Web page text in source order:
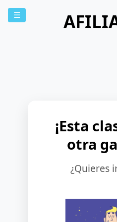
☰
¡Esta
otra
¿Quieres